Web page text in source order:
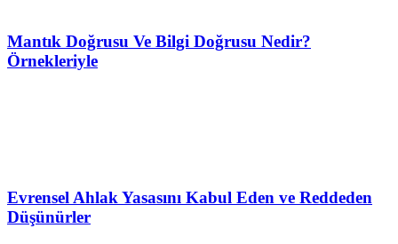
Mantık Doğrusu Ve Bilgi Doğrusu Nedir?
Örnekleriyle
Evrensel Ahlak Yasasını Kabul Eden ve Reddeden
Düşünürler